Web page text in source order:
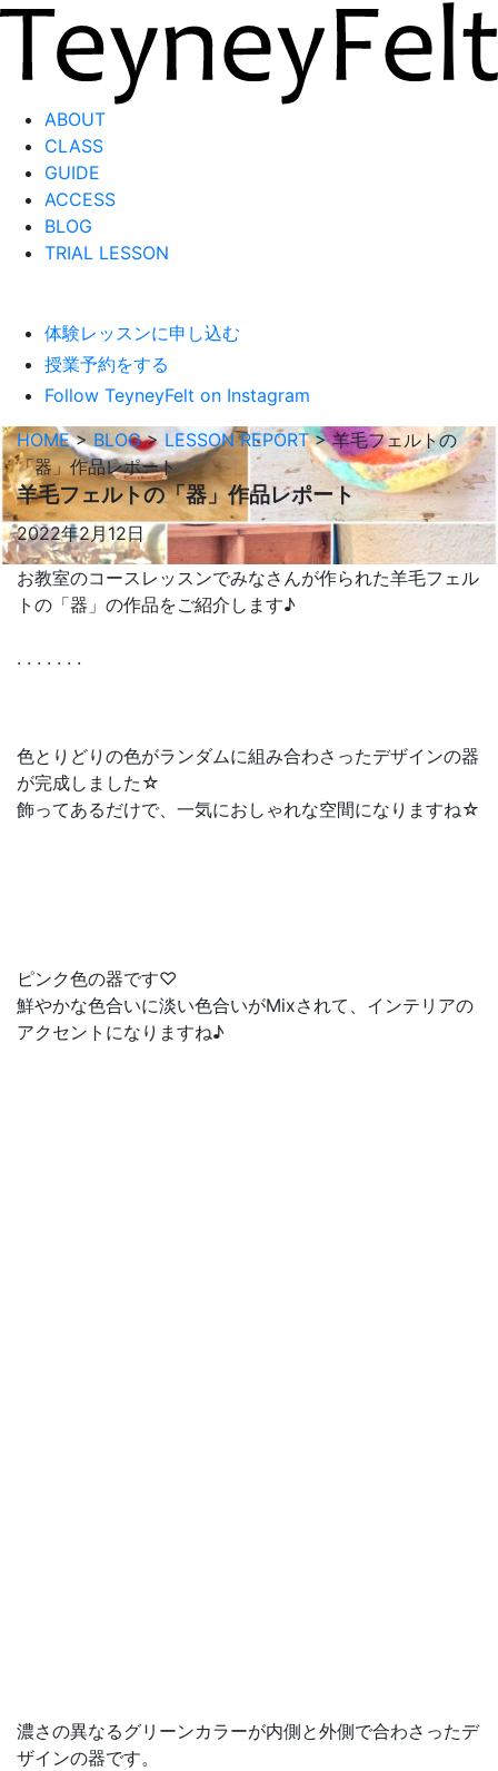
ABOUT
CLASS
GUIDE
ACCESS
BLOG
TRIAL LESSON
体験レッスンに申し込む
授業予約をする
Follow TeyneyFelt on Instagram
HOME>BLOG> LESSON REPORT>羊毛フェルトの
「器」作品レポート
羊毛フェルトの「器」作品レポート
2022年2月12日
お教室のコースレッスンでみなさんが作られた羊毛フェル
トの「器」の作品をご紹介します♪
. . . . . . .
色とりどりの色がランダムに組み合わさったデザインの器
が完成しました☆
飾ってあるだけで、一気におしゃれな空間になりますね☆
ピンク色の器です♡
鮮やかな色合いに淡い色合いがMixされて、インテリアの
アクセントになりますね♪
濃さの異なるグリーンカラーが内側と外側で合わさったデ
ザインの器です。